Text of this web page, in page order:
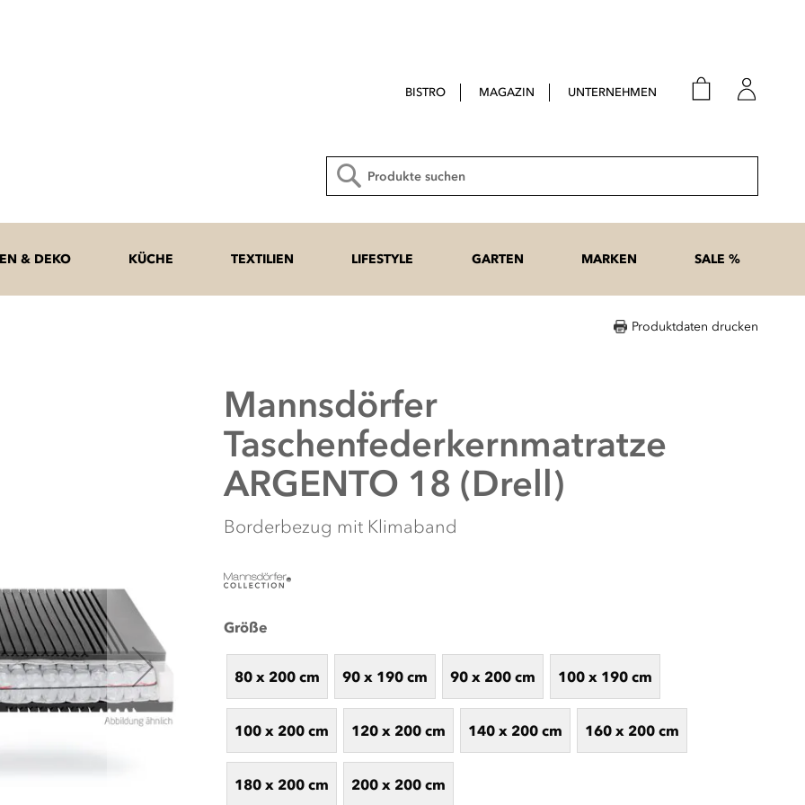
BISTRO MAGAZIN UNTERNEHMEN
Suche
& DEKO KÜCHE TEXTILIEN LIFESTYLE GARTEN MARKEN SALE %
Produktdaten drucken
NUTZEN SIE UNSEREN ONLINE SCHLAF-KONFIGURATOR
Nutzen Sie unseren Online-Schlafkonfigurator! Entdecken Sie mit wenigen Klicks Ihre idealen
Schlafbegleiter. Unsere intelligente Abfrage führt Sie durch Ihre persönlichen Vorlieben und
Schlafgewohnheiten, um die perfekten Produkte für Ihren erholsamen Schlaf zu ermitteln. Lassen
Sie sich von unseren individuell abgestimmten Kaufempfehlungen inspirieren und finden Sie die
Artikel, die Ihren Schlaf auf das nächste Level heben!
Mannsdörfer
Taschenfederkernmatratze
ARGENTO 18 (Drell)
Borderbezug mit Klimaband
Größe
80 x 200 cm 90 x 190 cm 90 x 200 cm 100 x 190 cm
100 x 200 cm 120 x 200 cm 140 x 200 cm 160 x 200 cm
180 x 200 cm 200 x 200 cm